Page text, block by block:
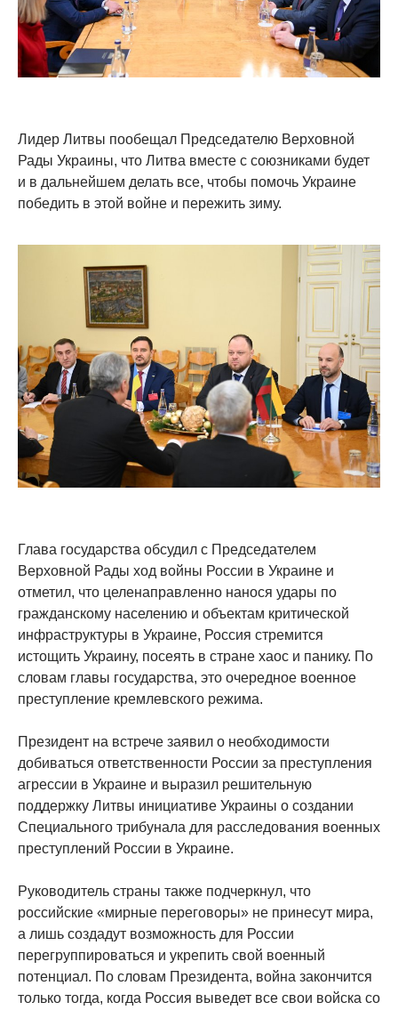
Лидер Литвы пообещал Председателю Верховной
Рады Украины, что Литва вместе с союзниками будет
и в дальнейшем делать все, чтобы помочь Украине
победить в этой войне и пережить зиму.
Глава государства обсудил с Председателем
Верховной Рады ход войны России в Украине и
отметил, что целенаправленно нанося удары по
гражданскому населению и объектам критической
инфраструктуры в Украине, Россия стремится
истощить Украину, посеять в стране хаос и панику. По
словам главы государства, это очередное военное
преступление кремлевского режима.
Президент на встрече заявил о необходимости
добиваться ответственности России за преступления
агрессии в Украине и выразил решительную
поддержку Литвы инициативе Украины о создании
Специального трибунала для расследования военных
преступлений России в Украине.
Руководитель страны также подчеркнул, что
российские «мирные переговоры» не принесут мира,
а лишь создадут возможность для России
перегруппироваться и укрепить свой военный
потенциал. По словам Президента, война закончится
только тогда, когда Россия выведет все свои войска со